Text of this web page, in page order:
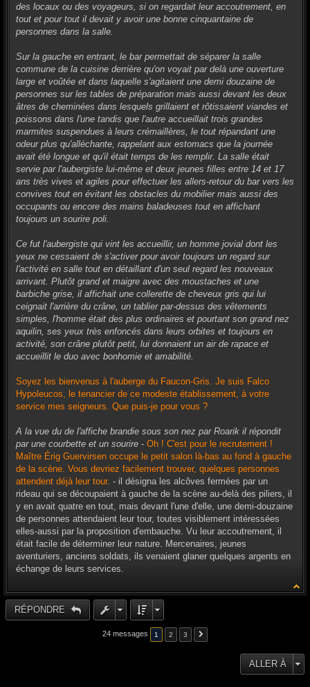
des locaux ou des voyageurs, si on regardait leur accoutrement, en
tout et pour tout il devait y avoir une bonne cinquantaine de
personnes dans la salle.
Sur la gauche en entrant, le bar permettait de séparer la salle
commune de la cuisine derrière qu'on voyait par delà une ouverture
large et voûtée et dans laquelle s'agitaient une demi douzaine de
personnes sur les tables de préparation mais aussi devant les deux
âtres de cheminées dans lesquels grillaient et rôtissaient viandes et
poissons dans l'une tandis que l'autre accueillait trois grandes
marmites suspendues à leurs crémaillères, le tout répandant une
odeur plus qu'alléchante, rappelant aux estomacs que la journée
avait été longue et qu'il était temps de les remplir. La salle était
servie par l'aubergiste lui-même et deux jeunes filles entre 14 et 17
ans très vives et agiles pour effectuer les allers-retour du bar vers les
convives tout en évitant les obstacles du mobilier mais aussi des
occupants ou encore des mains baladeuses tout en affichant
toujours un sourire poli.
Ce fut l'aubergiste qui vint les accueillir, un homme jovial dont les
yeux ne cessaient de s'activer pour avoir toujours un regard sur
l'activité en salle tout en détaillant d'un seul regard les nouveaux
arrivant. Plutôt grand et maigre avec des moustaches et une
barbiche grise, il affichait une collerette de cheveux gris qui lui
ceignait l'arrière du crâne, un tablier par-dessus des vêtements
simples, l'homme était des plus ordinaires et pourtant son grand nez
aquilin, ses yeux très enfoncés dans leurs orbites et toujours en
activité, son crâne plutôt petit, lui donnaient un air de rapace et
accueillit le duo avec bonhomie et amabilité.
Soyez les bienvenus à l'auberge du Faucon-Gris. Je suis Falco
Hypoleucos, le tenancier de ce modeste établissement, à votre
service mes seigneurs. Que puis-je pour vous ?
A la vue du de l'affiche brandie sous son nez par Roarik il répondit
par une courbette et un sourire - Oh ! C'est pour le recrutement !
Maître Érig Guervirsen occupe le petit salon là-bas au fond à gauche
de la scène. Vous devriez facilement trouver, quelques personnes
attendent déjà leur tour. - il désigna les alcôves fermées par un
rideau qui se découpaient à gauche de la scène au-delà des piliers, il
y en avait quatre en tout, mais devant l'une d'elle, une demi-douzaine
de personnes attendaient leur tour, toutes visiblement intéressées
elles-aussi par la proposition d'embauche. Vu leur accoutrement, il
était facile de déterminer leur nature. Mercenaires, jeunes
aventuriers, anciens soldats, ils venaient glaner quelques argents en
échange de leurs services.
RÉPONDRE
24 messages 1 2 3
ALLER À